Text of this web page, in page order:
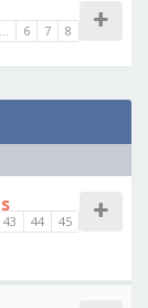
... 6 7 8
43 44 45